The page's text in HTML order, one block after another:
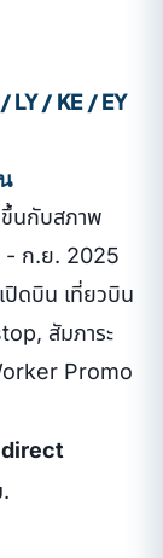
LY / KE / EY
นกับสภาพ
- ก.ย. 2025
ปิดบิน เที่ยวบิน
สัมภาระ
Promo
direct